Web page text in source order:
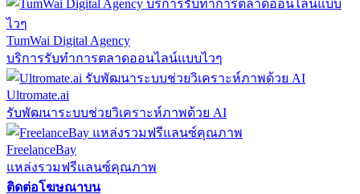
TumWai Digital Agency
บริการรับทำการตลาดออนไลน์แบบไวๆ
Ultromate.ai
รับพัฒนาระบบช่วยวิเคราะห์ภาพด้วย AI
FreelanceBay
แหล่งรวมฟรีแลนซ์คุณภาพ
ติดต่อโฆษณาบน